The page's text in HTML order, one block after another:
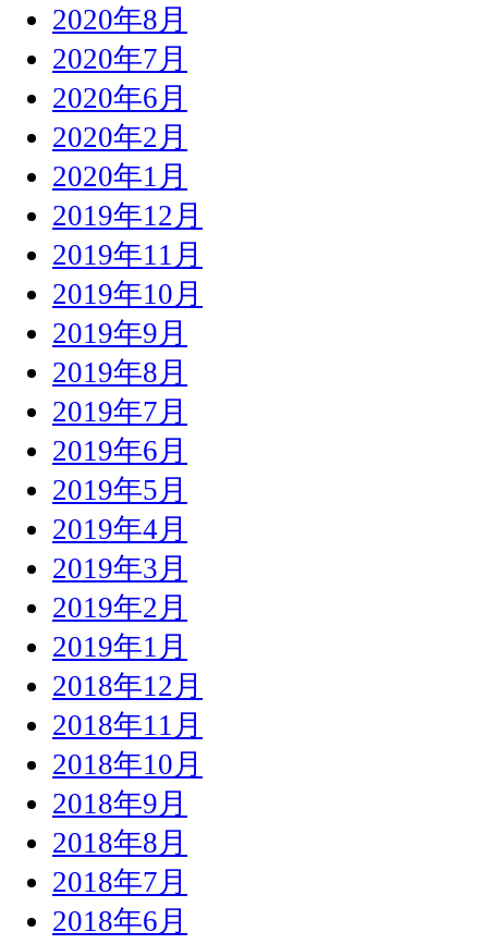
2020年8月
2020年7月
2020年6月
2020年2月
2020年1月
2019年12月
2019年11月
2019年10月
2019年9月
2019年8月
2019年7月
2019年6月
2019年5月
2019年4月
2019年3月
2019年2月
2019年1月
2018年12月
2018年11月
2018年10月
2018年9月
2018年8月
2018年7月
2018年6月